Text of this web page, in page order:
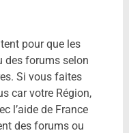
pour que les
des forums selon
Si vous faites
car votre Région,
l’aide de France
des forums ou